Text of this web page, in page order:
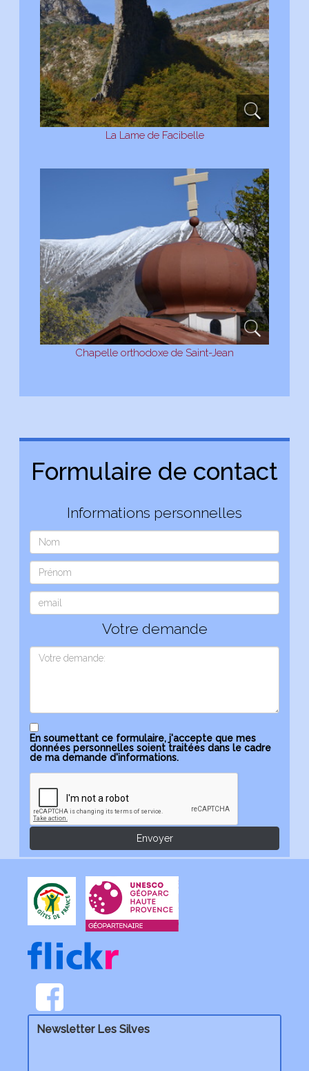
La Lame de Facibelle
Chapelle orthodoxe de Saint-Jean
Formulaire de contact
Informations personnelles
Votre demande
En soumettant ce formulaire, j'accepte que mes
données personnelles soient traitées dans le cadre
de ma demande d'informations.
Newsletter Les Silves